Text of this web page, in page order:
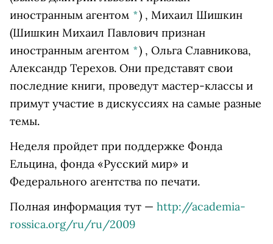
иностранным агентом *) , Михаил Шишкин
(Шишкин Михаил Павлович признан
иностранным агентом *) , Ольга Славникова,
Александр Терехов. Они представят свои
последние книги, проведут мастер-классы и
примут участие в дискуссиях на самые разные
темы.
Неделя пройдет при поддержке Фонда
Ельцина, фонда «Русский мир» и
Федерального агентства по печати.
Полная информация тут — http://academia-
rossica.org/ru/ru/2009